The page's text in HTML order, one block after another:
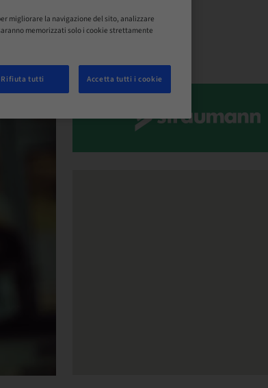
migliorare la navigazione del sito, analizzare
memorizzati solo i cookie strettamente
Rifiuta tutti Accetta tutti i cookie